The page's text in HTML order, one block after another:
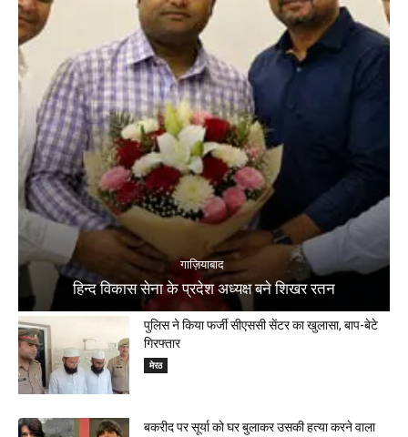
गाज़ियाबाद
हिन्द विकास सेना के प्रदेश अध्यक्ष बने शिखर रतन
पुलिस ने किया फर्जी सीएससी सेंटर का खुलासा, बाप-बेटे
गिरफ्तार
मेरठ
बकरीद पर सूर्या को घर बुलाकर उसकी हत्या करने वाला